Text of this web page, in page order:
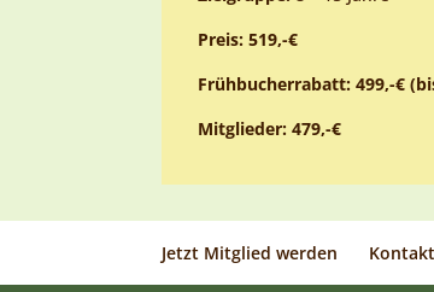
Preis: 519,-€
Frühbucherrabatt: 499,-€
Mitglieder: 479,-€
Jetzt Mitglied werden Kontakt